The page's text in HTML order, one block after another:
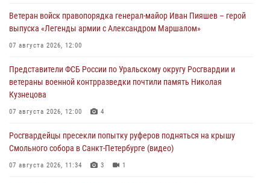
Ветеран войск правопорядка генерал-майор Иван Пияшев – герой
выпуска «Легенды армии с Александром Маршалом»
07 августа 2026, 12:00
Представители ФСБ России по Уральскому округу Росгвардии и
ветераны военной контрразведки почтили память Николая
Кузнецова
07 августа 2026, 12:00 4
Росгвардейцы пресекли попытку руферов подняться на крышу
Смольного собора в Санкт-Петербурге (видео)
07 августа 2026, 11:34 3 1